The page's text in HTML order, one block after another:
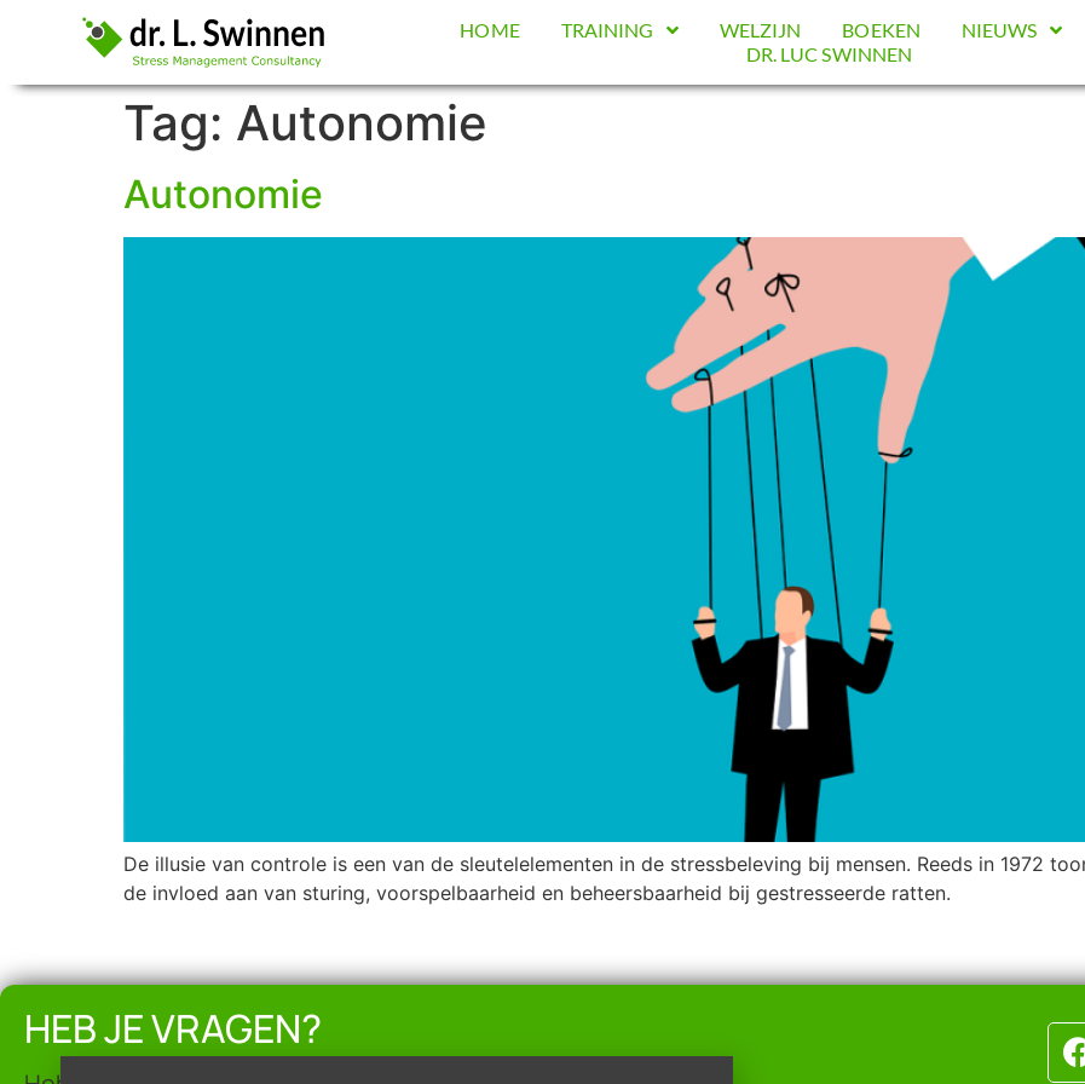
HOME TRAINING WELZIJN BOEKEN NIEUWS
DR. LUC SWINNEN
Tag: Autonomie
Autonomie
De illusie van controle is een van de sleutelelementen in de stressbeleving bij mensen. Reeds in 1972
de invloed aan van sturing, voorspelbaarheid en beheersbaarheid bij gestresseerde ratten.
HEB JE VRAGEN?